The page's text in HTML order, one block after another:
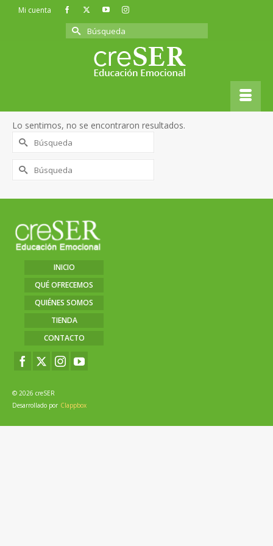
Mi cuenta
Buscar
por:
Educación emocional
Lo sentimos, no se encontraron resultados.
Buscar
por:
Buscar
por:
INICIO
QUÉ OFRECEMOS
QUIÉNES SOMOS
TIENDA
CONTACTO
© 2026 creSER
Desarrollado por Clappbox